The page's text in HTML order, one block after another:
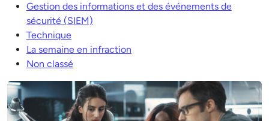
Gestion des informations et des événements de
sécurité (SIEM)
Technique
La semaine en infraction
Non classé